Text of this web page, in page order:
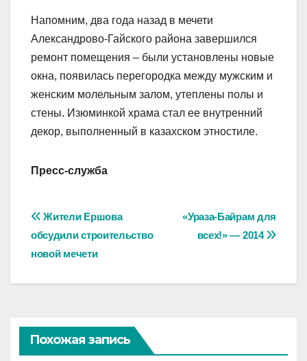
Напомним, два года назад в мечети
Александрово-Гайского района завершился
ремонт помещения – были установлены новые
окна, появилась перегородка между мужским и
женским молельным залом, утеплены полы и
стены. Изюминкой храма стал ее внутренний
декор, выполненный в казахском этностиле.
Пресс-служба
Навигация
по
записям
«Ураза-Байрам для
всех!» — 2014
Жители Ершова
обсудили строительство
новой мечети
Похожая запись